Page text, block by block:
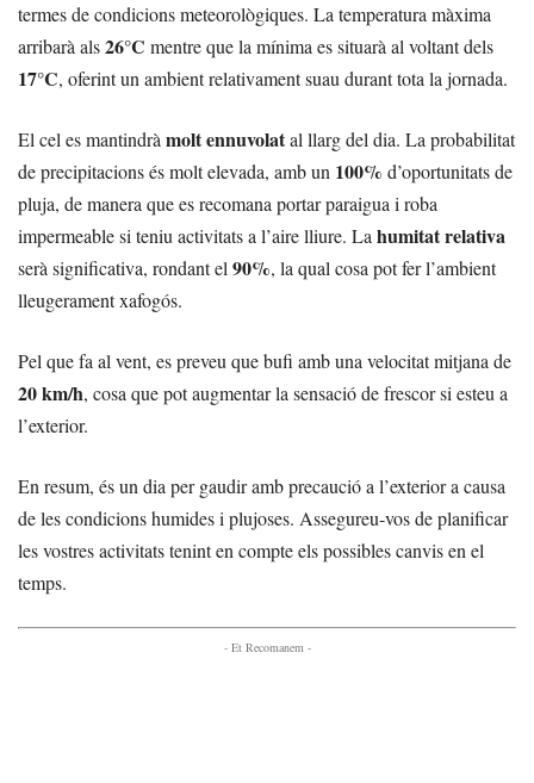
termes de condicions meteorològiques. La temperatura màxima
arribarà als26°C mentre que la mínima es situarà al voltant dels
17°C, oferint un ambient relativament suau durant tota la jornada.
El cel es mantindràmolt ennuvolatal llarg del dia. La probabilitat
de precipitacions és molt elevada, amb un 100% d’oportunitats de
pluja, de manera que es recomana portar paraigua i roba
impermeable si teniu activitats a l’aire lliure. Lahumitat relativa
serà significativa, rondant el90%, la qual cosa pot fer l’ambient
lleugerament xafogós.
Pel que fa al vent, es preveu que bufi amb una velocitat mitjana de
20 km/h, cosa que pot augmentar la sensació de frescor si esteu a
l’exterior.
En resum, és un dia per gaudir amb precaució a l’exterior a causa
de les condicions humides i plujoses. Assegureu-vos de planificar
les vostres activitats tenint en compte els possibles canvis en el
temps.
- Et Recomanem -